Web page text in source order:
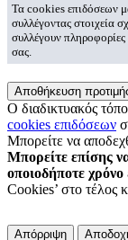
Τα cookies επιδόσεων
συλλέγοντας στοιχεία
συλλέγουν
σας.
Αποθήκευση
Ο διαδικτυακός
cookies επιδόσεων
Μπορείτε να
Μπορείτε επίσης
οποιοδήποτε χρόνο
Cookies’ στο τέλος
Απόρριψη